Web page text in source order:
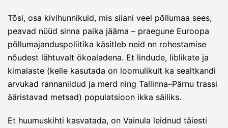
Tõsi, osa kivihunnikuid, mis siiani veel põllumaa sees,
peavad nüüd sinna paika jääma – praegune Euroopa
põllumajanduspoliitika käsitleb neid nn rohestamise
nõudest lähtuvalt ökoaladena. Et lindude, liblikate ja
kimalaste (kelle kasutada on loomulikult ka sealtkandi
arvukad rannaniidud ja merd ning Tallinna–Pärnu trassi
ääristavad metsad) populatsioon ikka säiliks.
Et huumuskihti kasvatada, on Vainula leidnud täiesti